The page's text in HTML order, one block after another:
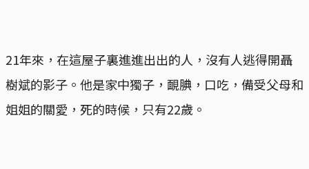
21年來，在這屋子裏進進出出的人，沒有人逃得開聶
樹斌的影子。他是家中獨子，靦腆，口吃，備受父母和
姐姐的關愛，死的時候，只有22歲。